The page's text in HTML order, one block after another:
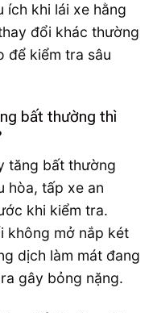
ích khi lái xe hằng
đổi khác thường
để kiểm tra sâu
bất thường thì
tăng bất thường
hòa, tấp xe an
khi kiểm tra.
không mở nắp két
dịch làm mát đang
gây bỏng nặng.